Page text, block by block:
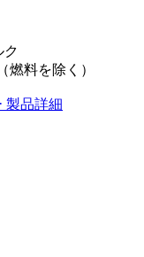
ク
燃料を除く）
製品詳細